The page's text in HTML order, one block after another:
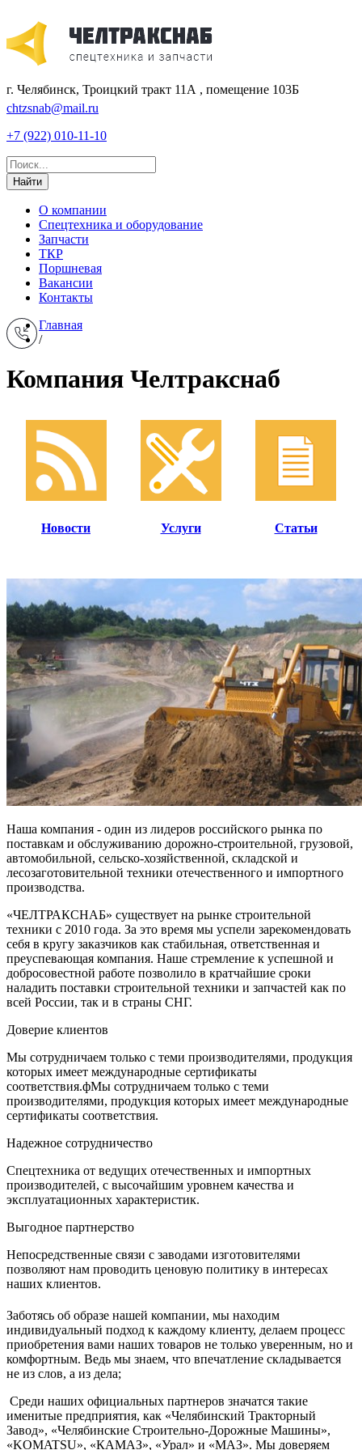
г. Челябинск, Троицкий тракт 11А , помещение 103Б
chtzsnab@mail.ru
+7 (922) 010-11-10
Найти
О компании
Спецтехника и оборудование
Запчасти
ТКР
Поршневая
Вакансии
Контакты
Главная
/
Компания Челтракснаб
Новости Услуги Статьи
Наша компания - один из лидеров российского рынка по
поставкам и обслуживанию дорожно-строительной, грузовой,
автомобильной, сельско-хозяйственной, складской и
лесозаготовительной техники отечественного и импортного
производства.
«ЧЕЛТРАКСНАБ» существует на рынке строительной
техники с 2010 года. За это время мы успели зарекомендовать
себя в кругу заказчиков как стабильная, ответственная и
преуспевающая компания. Наше стремление к успешной и
добросовестной работе позволило в кратчайшие сроки
наладить поставки строительной техники и запчастей как по
всей России, так и в страны СНГ.
Доверие клиентов
Мы сотрудничаем только с теми производителями, продукция
которых имеет международные сертификаты
соответствия.фМы сотрудничаем только с теми
производителями, продукция которых имеет международные
сертификаты соответствия.
Надежное сотрудничество
Спецтехника от ведущих отечественных и импортных
производителей, с высочайшим уровнем качества и
эксплуатационных характеристик.
Выгодное партнерство
Непосредственные связи с заводами изготовителями
позволяют нам проводить ценовую политику в интересах
наших клиентов.
Заботясь об образе нашей компании, мы находим
индивидуальный подход к каждому клиенту, делаем процесс
приобретения вами наших товаров не только уверенным, но и
комфортным. Ведь мы знаем, что впечатление складывается
не из слов, а из дела;
Среди наших официальных партнеров значатся такие
именитые предприятия, как «Челябинский Тракторный
Завод», «Челябинские Строительно-Дорожные Машины»,
«KOMATSU», «КАМАЗ», «Урал» и «МАЗ». Мы доверяем